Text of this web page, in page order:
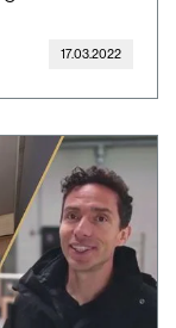
17.03.2022